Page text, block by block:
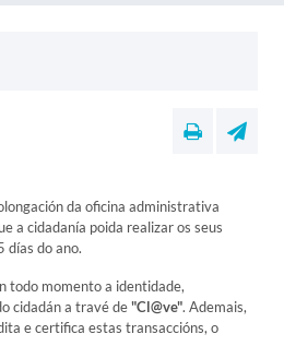
da oficina administrativa
a cidadanía poida realizar os seus
días do ano.
todo momento a identidade,
cidadán a travé de"Cl@ve". Ademais,
e certifica estas transaccións, o